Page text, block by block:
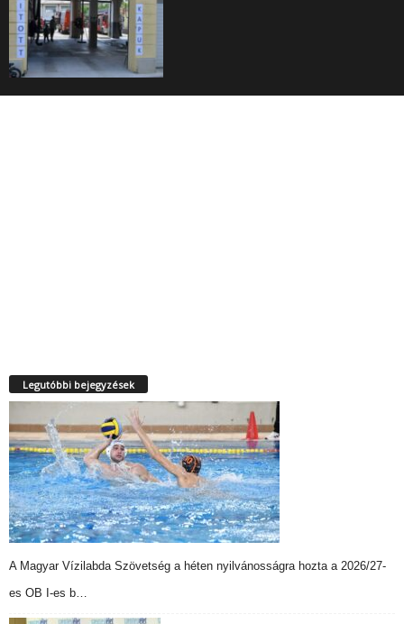
Legutóbbi bejegyzések
A Magyar Vízilabda Szövetség a héten nyilvánosságra hozta a 2026/27-
es OB I-es b…